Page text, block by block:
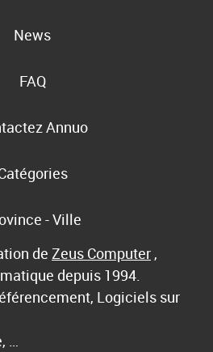
News
FAQ
Annuo
- Ville
de Zeus Computer ,
depuis 1994.
Logiciels sur
…